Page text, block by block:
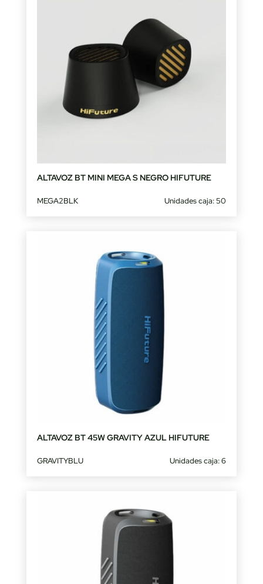
ALTAVOZ BT MINI MEGA S NEGRO HIFUTURE
MEGA2BLK Unidades caja: 50
ALTAVOZ BT 45W GRAVITY AZUL HIFUTURE
GRAVITYBLU Unidades caja: 6